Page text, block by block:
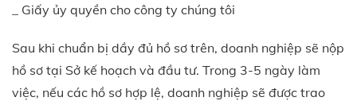
_ Giấy ủy quyền cho công ty chúng tôi
Sau khi chuẩn bị dầy đủ hồ sơ trên, doanh nghiệp sẽ nộp
hồ sơ tại Sở kế hoạch và đầu tư. Trong 3-5 ngày làm
việc, nếu các hồ sơ hợp lệ, doanh nghiệp sẽ được trao